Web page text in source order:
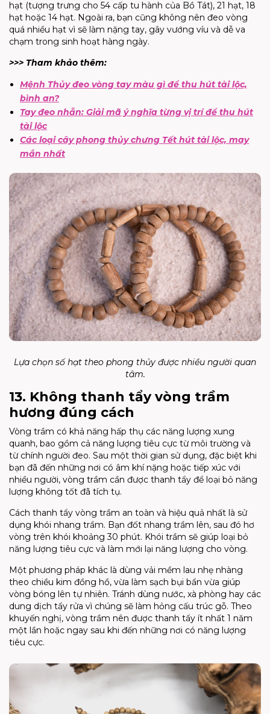
hạt (tượng trưng cho 54 cấp tu hành của Bồ Tát), 21 hạt, 18
hạt hoặc 14 hạt. Ngoài ra, bạn cũng không nên đeo vòng
quá nhiều hạt vì sẽ làm nặng tay, gây vướng víu và dễ va
chạm trong sinh hoạt hàng ngày.
>>> Tham khảo thêm:
Mệnh Thủy đeo vòng tay màu gì để thu hút tài lộc,
bình an?
Tay đeo nhẫn: Giải mã ý nghĩa từng vị trí để thu hút
tài lộc
Các loại cây phong thủy chưng Tết hút tài lộc, may
mắn nhất
Lựa chọn số hạt theo phong thủy được nhiều người quan
tâm.
13. Không thanh tẩy vòng trầm
hương đúng cách
Vòng trầm có khả năng hấp thụ các năng lượng xung
quanh, bao gồm cả năng lượng tiêu cực từ môi trường và
từ chính người đeo. Sau một thời gian sử dụng, đặc biệt khi
bạn đã đến những nơi có âm khí nặng hoặc tiếp xúc với
nhiều người, vòng trầm cần được thanh tẩy để loại bỏ năng
lượng không tốt đã tích tụ.
Cách thanh tẩy vòng trầm an toàn và hiệu quả nhất là sử
dụng khói nhang trầm. Bạn đốt nhang trầm lên, sau đó hơ
vòng trên khói khoảng 30 phút. Khói trầm sẽ giúp loại bỏ
năng lượng tiêu cực và làm mới lại năng lượng cho vòng.
Một phương pháp khác là dùng vải mềm lau nhẹ nhàng
theo chiều kim đồng hồ, vừa làm sạch bụi bẩn vừa giúp
vòng bóng lên tự nhiên. Tránh dùng nước, xà phòng hay các
dung dịch tẩy rửa vì chúng sẽ làm hỏng cấu trúc gỗ. Theo
khuyến nghị, vòng trầm nên được thanh tẩy ít nhất 1 năm
một lần hoặc ngay sau khi đến những nơi có năng lượng
tiêu cực.